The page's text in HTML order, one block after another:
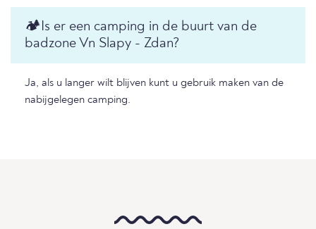
🏕️Is er een camping in de buurt van de
badzone Vn Slapy - Zdan?
Ja, als u langer wilt blijven kunt u gebruik maken van de
nabijgelegen camping.